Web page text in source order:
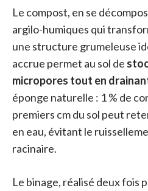
Le compost, en se
argilo-humiques qui
une structure grumeleuse
accrue permet au sol de
micropores tout en
éponge naturelle : 1 % de
premiers cm du sol peut
en eau, évitant le
racinaire.
Le binage, réalisé deux fois